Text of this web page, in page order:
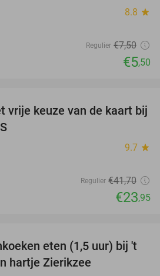
8.8 star
Regulier €7,50
€5,50
43%
vrije keuze van de kaart bij
9.7 star
Regulier €41,70
€23,95
67%
eten (1,5 uur) bij 't
hartje Zierikzee